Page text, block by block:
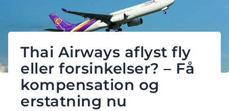
Thai Airways aflyst fly
eller forsinkelser? – Få
kompensation og
erstatning nu